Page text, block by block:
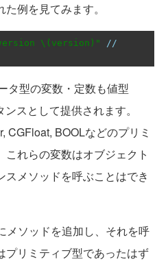
例を見てみます。
\(version)"
//
タ型の変数・定数も値型
ンスとして提供されます。
CGFloat, BOOLなどのプリミ
れらの変数はオブジェクト
メソッドを呼ぶことはでき
ソッドを追加し、それを呼
プリミティブ型であったはず